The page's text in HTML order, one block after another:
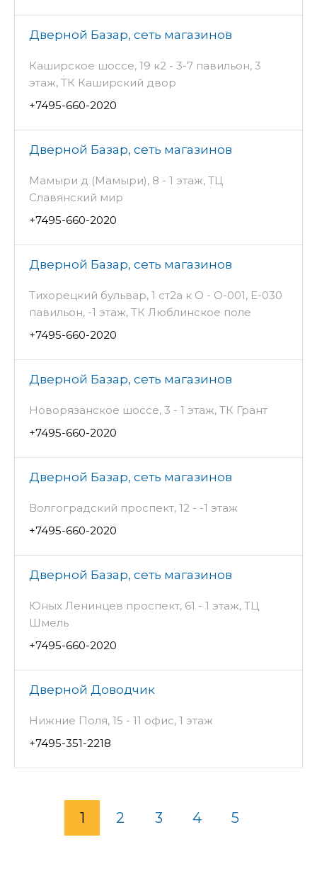
Дверной Базар, сеть магазинов
Каширское шоссе, 19 к2 - 3-7 павильон, 3
этаж, ТК Каширский двор
+7495-660-2020
Дверной Базар, сеть магазинов
Мамыри д (Мамыри), 8 - 1 этаж, ТЦ
Славянский мир
+7495-660-2020
Дверной Базар, сеть магазинов
Тихорецкий бульвар, 1 ст2а к О - О-001, Е-030
павильон, -1 этаж, ТК Люблинское поле
+7495-660-2020
Дверной Базар, сеть магазинов
Новорязанское шоссе, 3 - 1 этаж, ТК Грант
+7495-660-2020
Дверной Базар, сеть магазинов
Волгоградский проспект, 12 - -1 этаж
+7495-660-2020
Дверной Базар, сеть магазинов
Юных Ленинцев проспект, 61 - 1 этаж, ТЦ
Шмель
+7495-660-2020
Дверной Доводчик
Нижние Поля, 15 - 11 офис, 1 этаж
+7495-351-2218
1 2 3 4 5